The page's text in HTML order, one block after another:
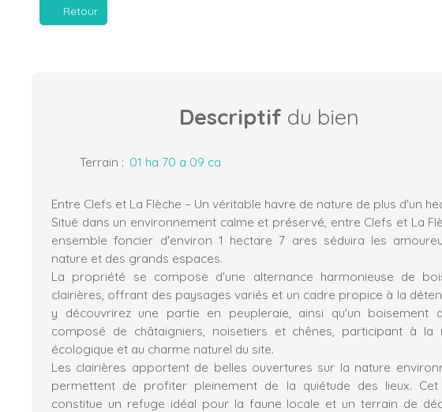
Retour
Descriptif du bien
Terrain : 01 ha 70 a 09 ca
Entre Clefs et La Flèche – Un véritable havre de nature de plus d'un
Situé dans un environnement calme et préservé, entre Clefs et La
ensemble foncier d'environ 1 hectare 7 ares séduira les
nature et des grands espaces.
La propriété se compose d'une alternance harmonieuse de
clairières, offrant des paysages variés et un cadre propice à la
y découvrirez une partie en peupleraie, ainsi qu'un boisement
composé de châtaigniers, noisetiers et chênes, participant à la
écologique et au charme naturel du site.
Les clairières apportent de belles ouvertures sur la nature
permettent de profiter pleinement de la quiétude des lieux. Cet
constitue un refuge idéal pour la faune locale et un terrain de